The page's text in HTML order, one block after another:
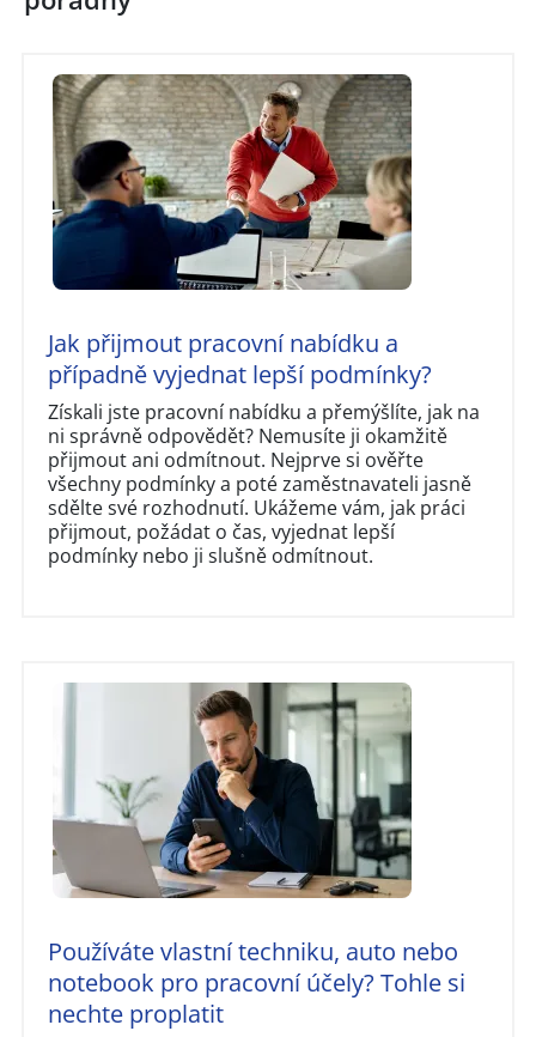
Jak přijmout pracovní nabídku a
případně vyjednat lepší podmínky?
Získali jste pracovní nabídku a přemýšlíte, jak na
ni správně odpovědět? Nemusíte ji okamžitě
přijmout ani odmítnout. Nejprve si ověřte
všechny podmínky a poté zaměstnavateli jasně
sdělte své rozhodnutí. Ukážeme vám, jak práci
přijmout, požádat o čas, vyjednat lepší
podmínky nebo ji slušně odmítnout.
Používáte vlastní techniku, auto nebo
notebook pro pracovní účely? Tohle si
nechte proplatit